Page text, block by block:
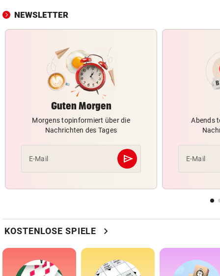
NEWSLETTER
Guten Morgen
Morgens topinformiert über die
Nachrichten des Tages
E-Mail send
Abschicken
Abends
E-Mail
KOSTENLOSE SPIELE chevron_right